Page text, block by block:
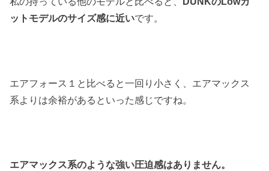
ットモデルのサイズ感に近いです。
エアフォース１と比べると一回り小さく、エアマックス
系よりは余裕があるといった感じですね。
エアマックス系のような強い圧迫感はありません。